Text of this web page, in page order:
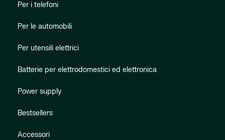
Per i telefoni
Per le automobili
Per utensili elettrici
Batterie per elettrodomestici ed elettronica
Power supply
Bestsellers
Accessori